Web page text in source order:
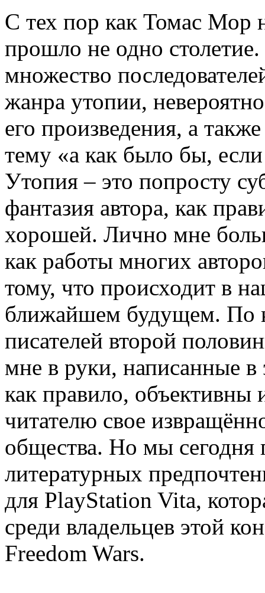
С тех пор как Томас Мор
прошло не одно
множество
жанра утопии,
его произведения, а
тему «а как было бы,
Утопия – это попросту
фантазия автора, как
хорошей. Лично мне
как работы многих
тому, что происходит в
ближайшем будущем. По
писателей второй
мне в руки, написанные
как правило, объективны
читателю свое
общества. Но мы
литературных
для PlayStation Vita,
среди владельцев этой
Freedom Wars.